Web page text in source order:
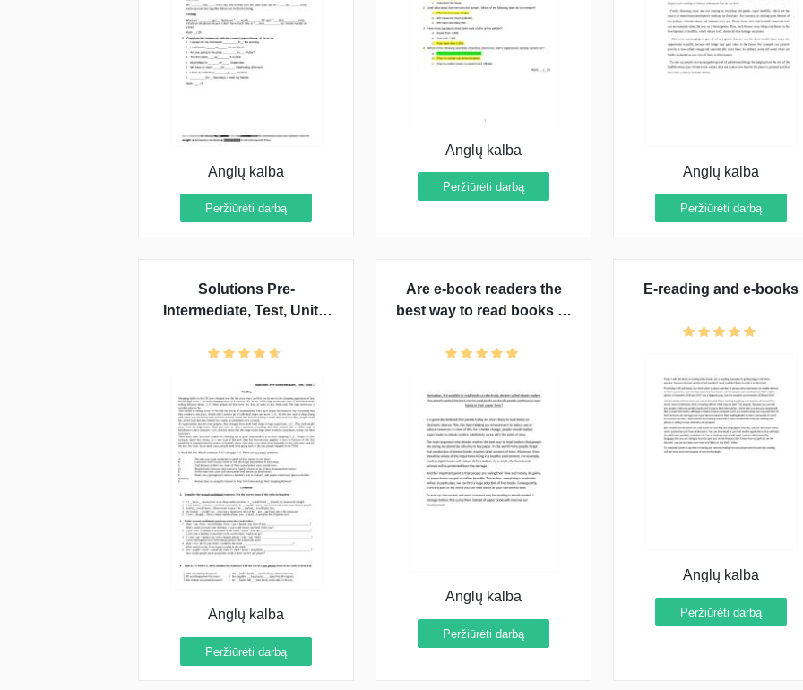
Anglų kalba
Peržiūrėti darbą
Anglų kalba
Peržiūrėti darbą
Anglų kalba
Peržiūrėti darbą
Solutions Pre-
Intermediate, Test, Unit 7
Anglų kalba
Peržiūrėti darbą
Are e-book readers the
best way to read books or
to read books in their
Anglų kalba
Peržiūrėti darbą
E-reading and e-books
Anglų kalba
Peržiūrėti darbą